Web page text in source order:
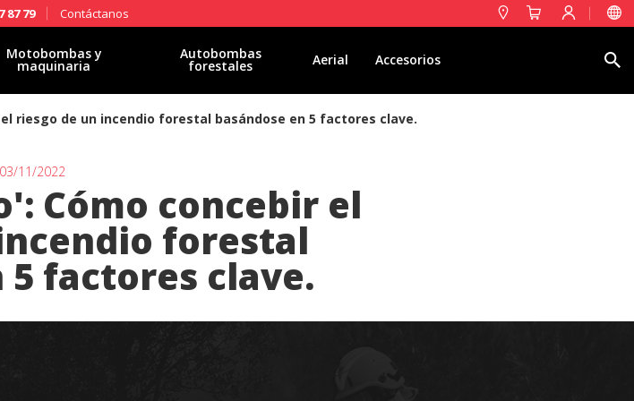
87 79 Contáctanos
Motobombas y
maquinaria
Autobombas
forestales Aerial Accesorios
riesgo de un incendio forestal basándose en 5 factores clave.
03/11/2022
Cómo concebir el
forestal
5 factores clave.